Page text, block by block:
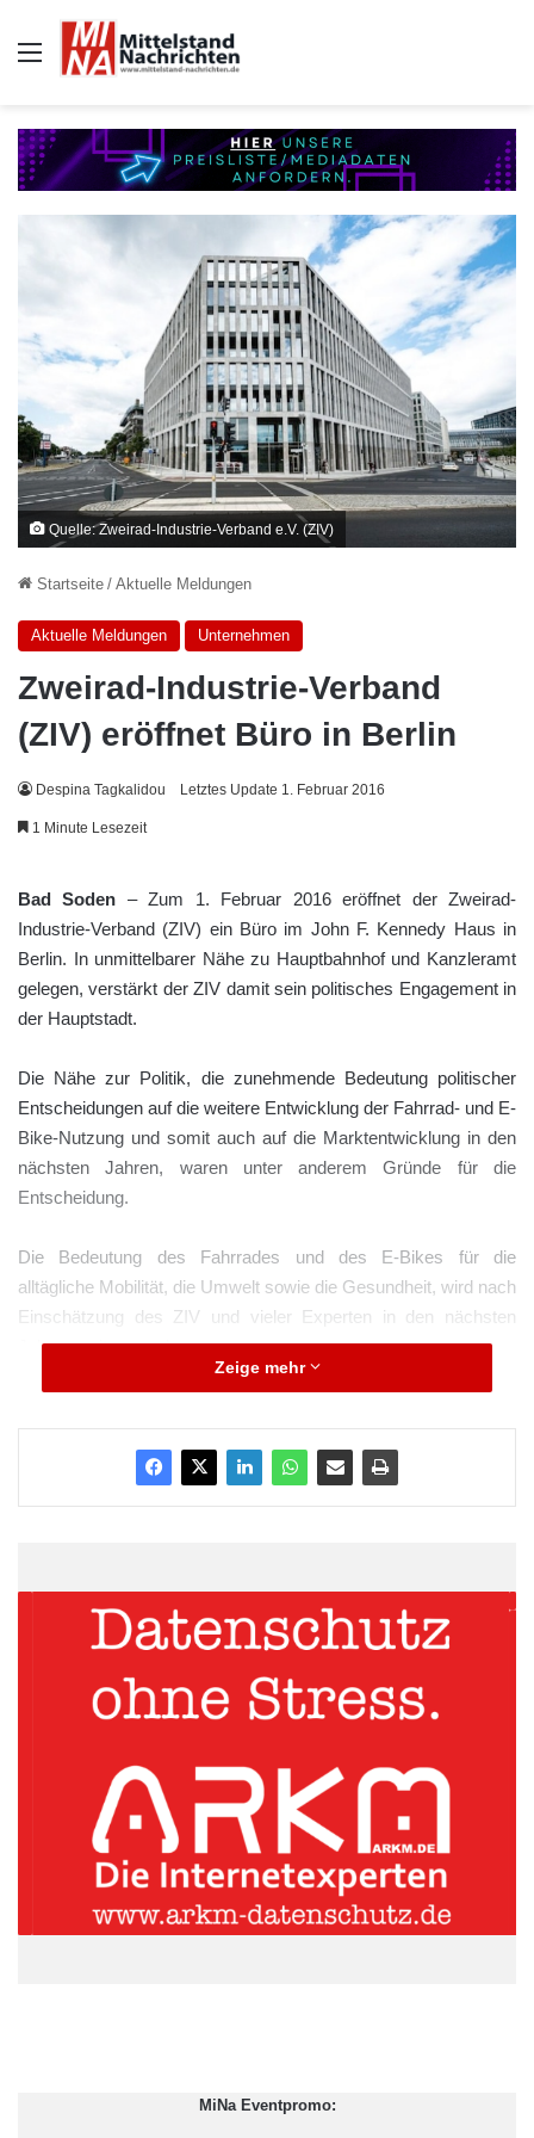
Auswahl
Quelle: Zweirad-Industrie-Verband e.V. (ZIV)
Startseite / Aktuelle Meldungen
Aktuelle Meldungen Unternehmen
Zweirad-Industrie-Verband
(ZIV) eröffnet Büro in Berlin
Despina Tagkalidou Letztes Update 1. Februar 2016
1 Minute Lesezeit
Bad Soden – Zum 1. Februar 2016 eröffnet der Zweirad-
Industrie-Verband (ZIV) ein Büro im John F. Kennedy Haus in
Berlin. In unmittelbarer Nähe zu Hauptbahnhof und Kanzleramt
gelegen, verstärkt der ZIV damit sein politisches Engagement in
der Hauptstadt.
Die Nähe zur Politik, die zunehmende Bedeutung politischer
Entscheidungen auf die weitere Entwicklung der Fahrrad- und E-
Bike-Nutzung und somit auch auf die Marktentwicklung in den
nächsten Jahren, waren unter anderem Gründe für die
Entscheidung.
Die Bedeutung des Fahrrades und des E-Bikes für die
alltägliche Mobilität, die Umwelt sowie die Gesundheit, wird nach
Einschätzung des ZIV und vieler Experten in den nächsten
Jahren weiter zunehmen.
Zeige mehr
MiNa Eventpromo: